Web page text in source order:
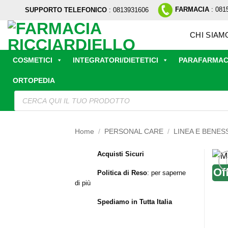
contenuti
SUPPORTO TELEFONICO : 0813931606 FARMACIA :
CHI
COSMETICI INTEGRATORI/DIETETICI
ORTOPEDIA
Ricerca
prodotti
Home / PERSONAL CARE / LINEA E
Acquisti Sicuri
Politica di Reso: per saperne
di più
Spediamo in Tutta Italia